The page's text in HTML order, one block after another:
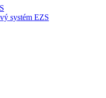
systém EZS